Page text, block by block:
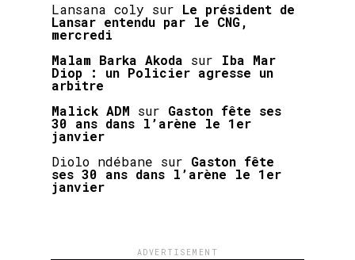
Lansana coly sur Le président de
Lansar entendu par le CNG,
mercredi
Malam Barka Akoda sur Iba Mar
Diop : un Policier agresse un
arbitre
Malick ADM sur Gaston fête ses
30 ans dans l’arène le 1er
janvier
Diolo ndébane sur Gaston fête
ses 30 ans dans l’arène le 1er
janvier
ADVERTISEMENT